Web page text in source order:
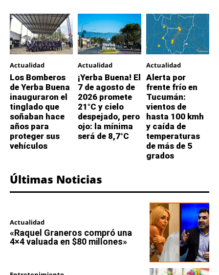
Actualidad
Los Bomberos
de Yerba Buena
inauguraron el
tinglado que
soñaban hace
años para
proteger sus
vehículos
Actualidad
¡Yerba Buena! El
7 de agosto de
2026 promete
21°C y cielo
despejado, pero
ojo: la mínima
será de 8,7°C
Actualidad
Alerta por
frente frío en
Tucumán:
vientos de
hasta 100 kmh
y caída de
temperaturas
de más de 5
grados
Últimas Noticias
Actualidad
«Raquel Graneros compró una
4×4 valuada en $80 millones»